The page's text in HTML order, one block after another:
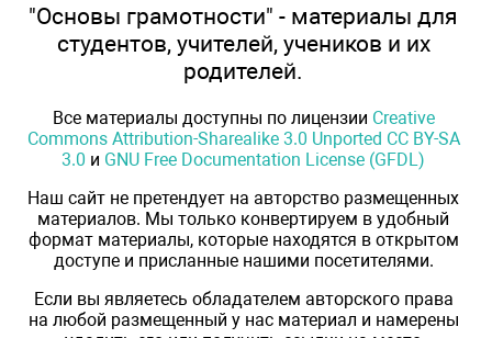
"Основы грамотности" - материалы для
студентов, учителей, учеников и их
родителей.
Все материалы доступны по лицензии Creative
Commons Attribution-Sharealike 3.0 Unported CC BY-SA
3.0 и GNU Free Documentation License (GFDL)
Наш сайт не претендует на авторство размещенных
материалов. Мы только конвертируем в удобный
формат материалы, которые находятся в открытом
доступе и присланные нашими посетителями.
Если вы являетесь обладателем авторского права
на любой размещенный у нас материал и намерены